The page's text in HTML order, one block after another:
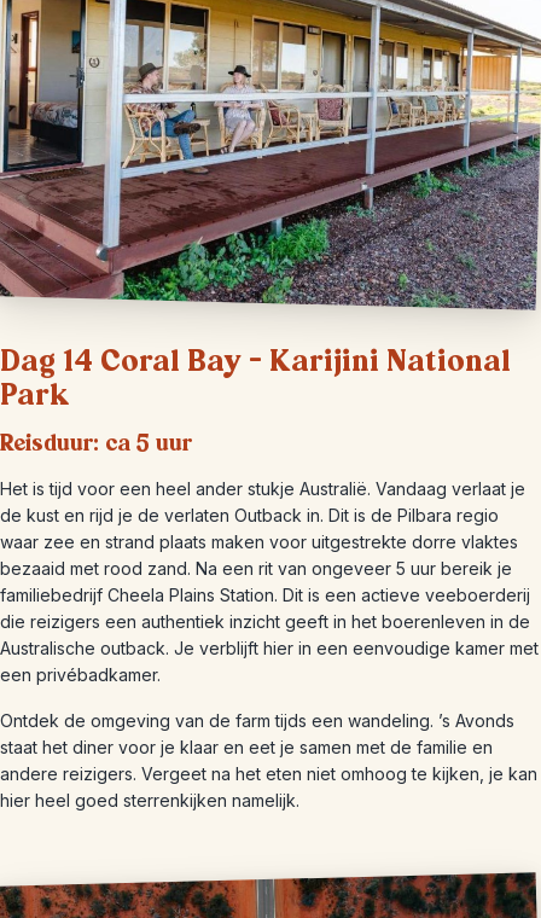
Dag 14 Coral Bay – Karijini National
Park
Reisduur: ca 5 uur
Het is tijd voor een heel ander stukje Australië. Vandaag verlaat je
de kust en rijd je de verlaten Outback in. Dit is de Pilbara regio
waar zee en strand plaats maken voor uitgestrekte dorre vlaktes
bezaaid met rood zand. Na een rit van ongeveer 5 uur bereik je
familiebedrijf Cheela Plains Station. Dit is een actieve veeboerderij
die reizigers een authentiek inzicht geeft in het boerenleven in de
Australische outback. Je verblijft hier in een eenvoudige kamer met
een privébadkamer.
Ontdek de omgeving van de farm tijds een wandeling. ’s Avonds
staat het diner voor je klaar en eet je samen met de familie en
andere reizigers. Vergeet na het eten niet omhoog te kijken, je kan
hier heel goed sterrenkijken namelijk.